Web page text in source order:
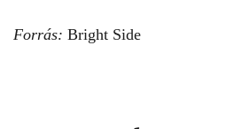
Forrás: Bright Side